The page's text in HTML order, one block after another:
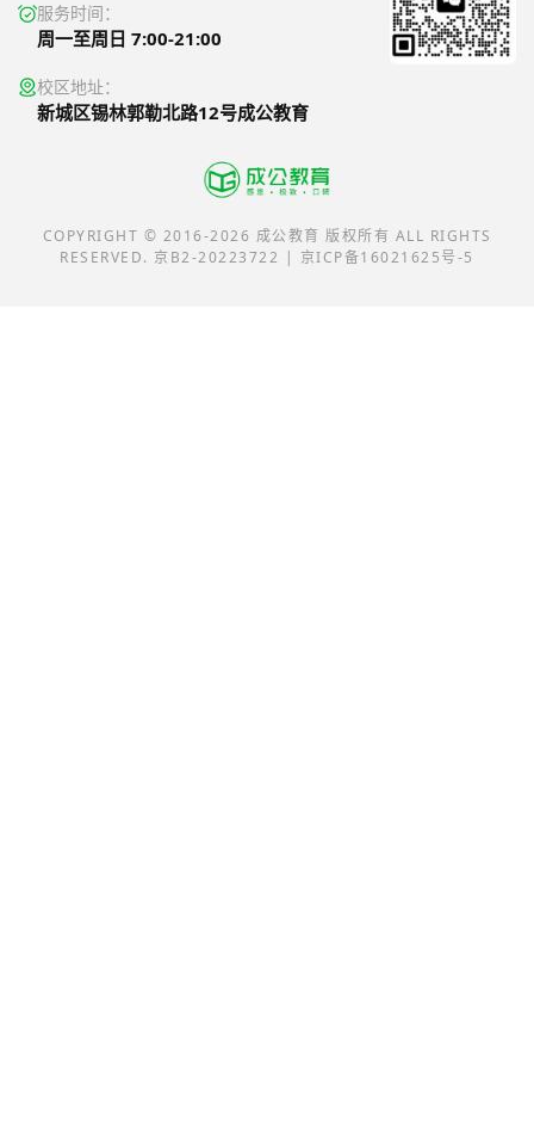
COPYRIGHT © 2016-2026 成公教育 版权所有 ALL RIGHTS
RESERVED. 京B2-20223722 | 京ICP备16021625号-5
服务时间：
周一至周日 7:00-21:00
校区地址：
新城区锡林郭勒北路12号成公教育